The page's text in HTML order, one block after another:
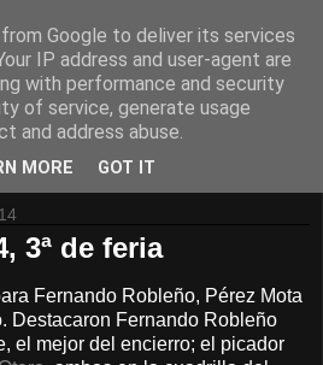
3ª de feria
Fernando Robleño, Pérez Mota
Destacaron Fernando Robleño
el mejor del encierro; el picador
Google to deliver its services
IP address and user-agent are
with performance and security
of service, generate usage
and address abuse.
MORE GOT IT